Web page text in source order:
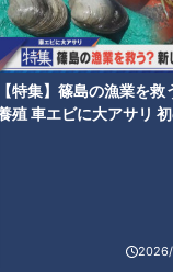
特集】篠島の漁業を救
殖 車エビに大アサリ
商品に赤や黄色のテ
どんどん集まってき
円のネギも、セッ